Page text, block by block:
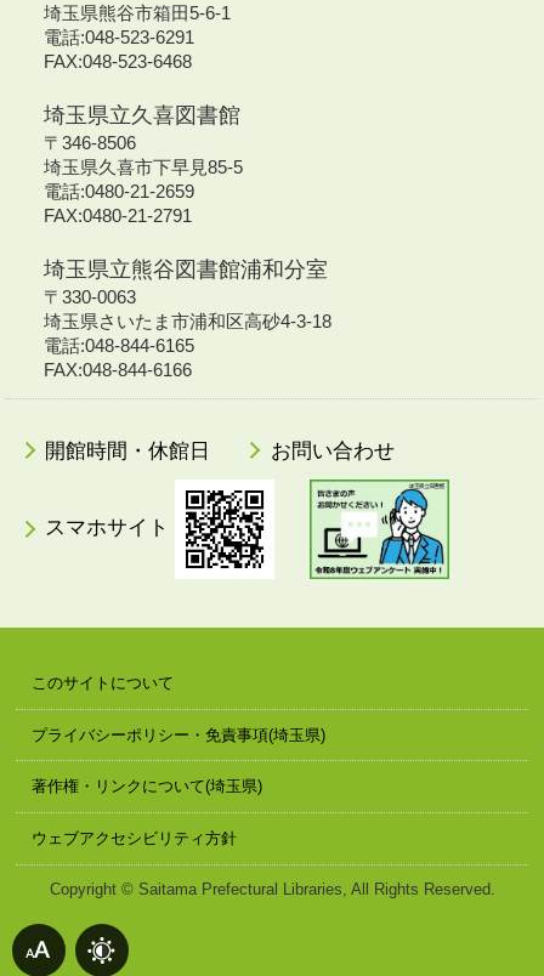
埼玉県熊谷市箱田5-6-1
電話:048-523-6291
FAX:048-523-6468
埼玉県立久喜図書館
〒346-8506
埼玉県久喜市下早見85-5
電話:0480-21-2659
FAX:0480-21-2791
埼玉県立熊谷図書館浦和分室
〒330-0063
埼玉県さいたま市浦和区高砂4-3-18
電話:048-844-6165
FAX:048-844-6166
開館時間・休館日 お問い合わせ
スマホサイト
このサイトについて
プライバシーポリシー・免責事項(埼玉県)
著作権・リンクについて(埼玉県)
ウェブアクセシビリティ方針
Copyright © Saitama Prefectural Libraries, All Rights Reserved.